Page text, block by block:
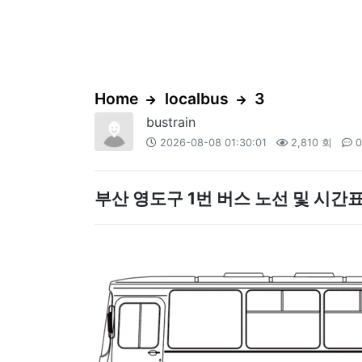
Home localbus 3
bustrain
2026-08-08 01:30:01 2,810 회
부산 영도구 1번 버스 노선 및 시간